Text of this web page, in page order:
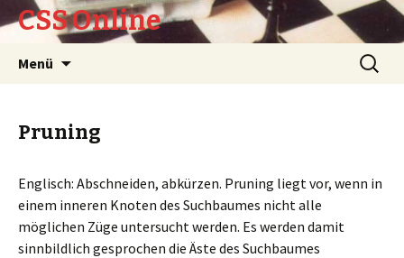
CSS Online
Menü
Suche
nach:
Pruning
Englisch: Abschneiden, abkürzen. Pruning liegt vor, wenn in
einem inneren Knoten des Suchbaumes nicht alle
möglichen Züge untersucht werden. Es werden damit
sinnbildlich gesprochen die Äste des Suchbaumes